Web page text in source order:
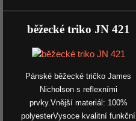
běžecké triko JN 421
Pánské běžecké tričko James
Nicholson s reflexními
prvky.Vnější materiál: 100%
polyesterVysoce kvalitní funkční